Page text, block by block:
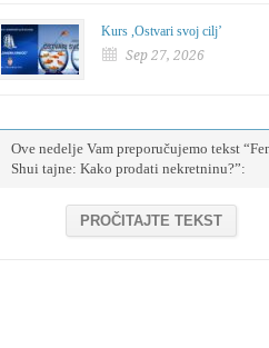
Kurs ,Ostvari svoj cilj’
Sep 27, 2026
Ove nedelje Vam preporučujemo tekst
Shui tajne: Kako prodati nekretninu?”:
PROČITAJTE TEKST